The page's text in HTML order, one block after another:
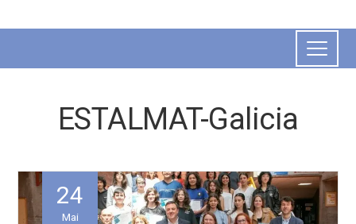
ESTALMAT-Galicia
24
Mai